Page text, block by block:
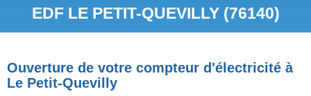
EDF LE PETIT-QUEVILLY (76140)
Ouverture de votre compteur d'électricité à
Le Petit-Quevilly